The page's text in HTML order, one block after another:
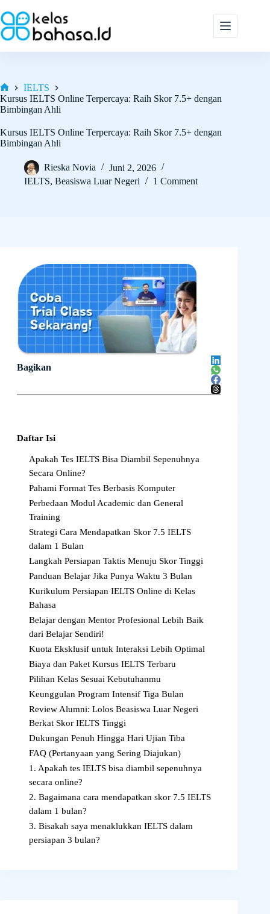
to
content
Home
IELTS
Kursus IELTS Online Terpercaya: Raih Skor 7.5+ dengan
Bimbingan Ahli
Kursus IELTS Online Terpercaya: Raih Skor 7.5+ dengan
Bimbingan Ahli
Rieska Novia
Juni 2, 2026
IELTS, Beasiswa Luar Negeri 1 Comment
Bagikan
Daftar Isi
Apakah Tes IELTS Bisa Diambil Sepenuhnya
Secara Online?
Pahami Format Tes Berbasis Komputer
Perbedaan Modul Academic dan General
Training
Strategi Cara Mendapatkan Skor 7.5 IELTS
dalam 1 Bulan
Langkah Persiapan Taktis Menuju Skor Tinggi
Panduan Belajar Jika Punya Waktu 3 Bulan
Kurikulum Persiapan IELTS Online di Kelas
Bahasa
Belajar dengan Mentor Profesional Lebih Baik
dari Belajar Sendiri!
Kuota Eksklusif untuk Interaksi Lebih Optimal
Biaya dan Paket Kursus IELTS Terbaru
Pilihan Kelas Sesuai Kebutuhanmu
Keunggulan Program Intensif Tiga Bulan
Review Alumni: Lolos Beasiswa Luar Negeri
Berkat Skor IELTS Tinggi
Dukungan Penuh Hingga Hari Ujian Tiba
FAQ (Pertanyaan yang Sering Diajukan)
1. Apakah tes IELTS bisa diambil sepenuhnya
secara online?
2. Bagaimana cara mendapatkan skor 7.5 IELTS
dalam 1 bulan?
3. Bisakah saya menaklukkan IELTS dalam
persiapan 3 bulan?